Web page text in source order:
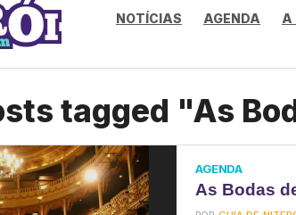
NOTÍCIAS AGENDA A
tagged "As
AGENDA
As Bodas